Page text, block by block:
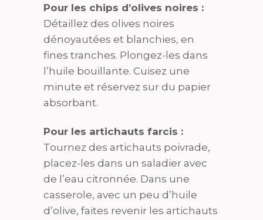
Pour les chips d’olives noires :
Détaillez des olives noires
dénoyautées et blanchies, en
fines tranches. Plongez-les dans
l’huile bouillante. Cuisez une
minute et réservez sur du papier
absorbant.
Pour les artichauts farcis :
Tournez des artichauts poivrade,
placez-les dans un saladier avec
de l’eau citronnée. Dans une
casserole, avec un peu d’huile
d’olive, faites revenir les artichauts